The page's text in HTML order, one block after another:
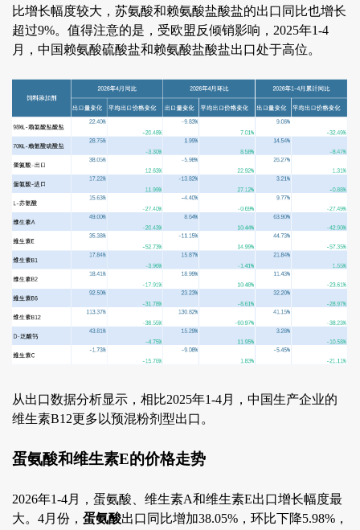
比增长幅度较大，苏氨酸和赖氨酸盐酸盐的出口同比也增长
超过9%。值得注意的是，受欧盟反倾销影响，2025年1-4
月，中国赖氨酸硫酸盐和赖氨酸盐酸盐出口处于高位。
从出口数据分析显示，相比2025年1-4月，中国生产企业的
维生素B12更多以预混粉剂型出口。
蛋氨酸和维生素E的价格走势
2026年1-4月，蛋氨酸、维生素A和维生素E出口增长幅度最
大。4月份， 蛋氨酸出口同比增加38.05%，环比下降5.98%，